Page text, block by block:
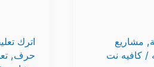
, مشاريع
/ كافيه نت
اترك
حرف,
ملف
شامل